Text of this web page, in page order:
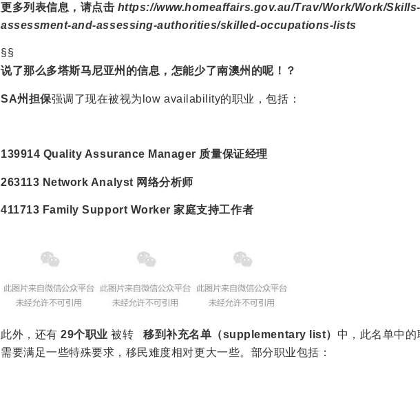
更多列表信息，请点击 https://www.homeaffairs.gov.au/Trav/Work/Work/Skills-
assessment-and-assessing-authorities/skilled-occupations-lists
§§
说了那么多塔斯马尼亚州的信息，怎能少了南澳州的呢！？
SA州担保强调了现在被视为low availability的职业，包括：
139914 Quality Assurance Manager 质量保证经理
263113 Network Analyst 网络分析师
411713 Family Support Worker 家庭支持工作者
此外，还有29个职业 被转移到补充名单（supplementary list） 中，此名单中的
需要满足一些特殊要求，移民难度相对更大一些。部分职业包括：